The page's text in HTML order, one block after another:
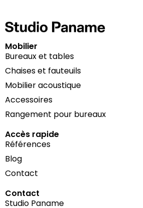
Mobilier
Bureaux et tables
Chaises et fauteuils
Mobilier acoustique
Accessoires
Rangement pour bureaux
Accès rapide
Références
Blog
Contact
Contact
Studio Paname